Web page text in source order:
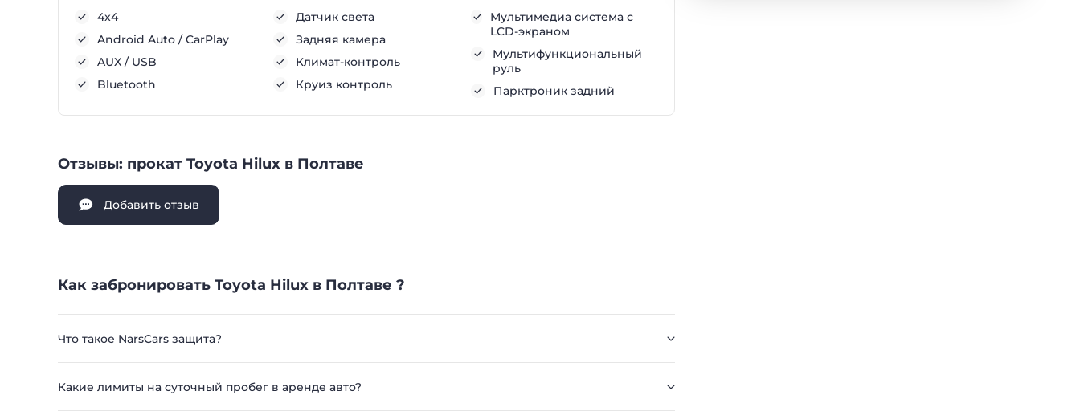
4x4
Android Auto / CarPlay
AUX / USB
Bluetooth
Датчик света
Задняя камера
Климат-контроль
Круиз контроль
Мультимедиа система с
LCD-экраном
Мультифункциональный
руль
Парктроник задний
Отзывы: прокат Toyota Hilux в Полтаве
Добавить отзыв
Как забронировать Toyota Hilux в Полтаве ?
Что такое NarsCars защита?
Какие лимиты на суточный пробег в аренде авто?